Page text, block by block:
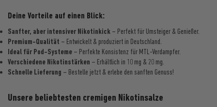
Deine Vorteile auf einen Blick:
Sanfter, aber intensiver Nikotinkick – Perfekt für Umsteiger & Genießer.
Premium-Qualität – Entwickelt & produziert in Deutschland.
Ideal für Pod-Systeme – Perfekte Konsistenz für MTL-Verdampfer.
Verschiedene Nikotinstärken – Erhältlich in 10 mg & 20 mg.
Schnelle Lieferung – Bestelle jetzt & erlebe den sanften Genuss!
Unsere beliebtesten cremigen Nikotinsalze